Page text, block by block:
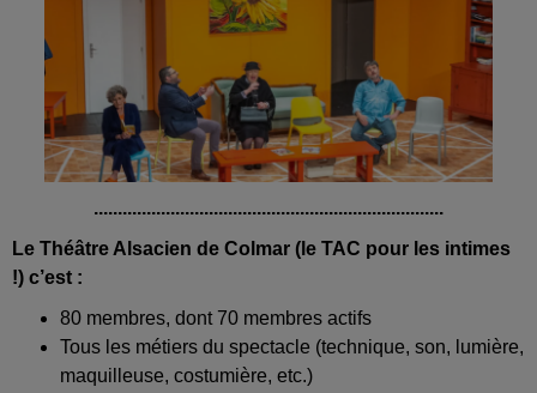
.........................................................................
Le Théâtre Alsacien de Colmar (le TAC pour les intimes
!) c’est :
80 membres, dont 70 membres actifs
Tous les métiers du spectacle (technique, son, lumière,
maquilleuse, costumière, etc.)